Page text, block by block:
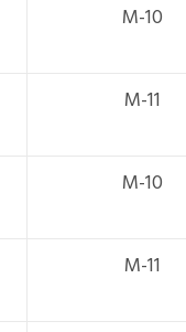
M-10
M-11
M-10
M-11